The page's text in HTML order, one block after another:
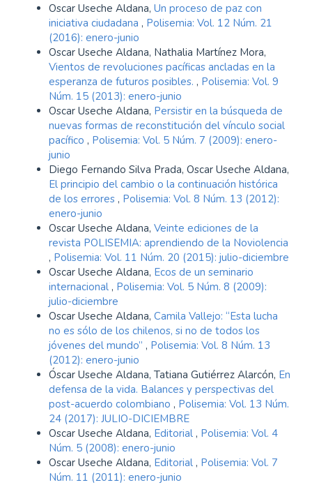
Oscar Useche Aldana, Un proceso de paz con
iniciativa ciudadana , Polisemia: Vol. 12 Núm. 21
(2016): enero-junio
Oscar Useche Aldana, Nathalia Martínez Mora,
Vientos de revoluciones pacíficas ancladas en la
esperanza de futuros posibles. , Polisemia: Vol. 9
Núm. 15 (2013): enero-junio
Oscar Useche Aldana, Persistir en la búsqueda de
nuevas formas de reconstitución del vínculo social
pacífico , Polisemia: Vol. 5 Núm. 7 (2009): enero-
junio
Diego Fernando Silva Prada, Oscar Useche Aldana,
El principio del cambio o la continuación histórica
de los errores , Polisemia: Vol. 8 Núm. 13 (2012):
enero-junio
Oscar Useche Aldana, Veinte ediciones de la
revista POLISEMIA: aprendiendo de la Noviolencia
, Polisemia: Vol. 11 Núm. 20 (2015): julio-diciembre
Oscar Useche Aldana, Ecos de un seminario
internacional , Polisemia: Vol. 5 Núm. 8 (2009):
julio-diciembre
Oscar Useche Aldana, Camila Vallejo: “Esta lucha
no es sólo de los chilenos, si no de todos los
jóvenes del mundo” , Polisemia: Vol. 8 Núm. 13
(2012): enero-junio
Óscar Useche Aldana, Tatiana Gutiérrez Alarcón, En
defensa de la vida. Balances y perspectivas del
post-acuerdo colombiano , Polisemia: Vol. 13 Núm.
24 (2017): JULIO-DICIEMBRE
Oscar Useche Aldana, Editorial , Polisemia: Vol. 4
Núm. 5 (2008): enero-junio
Oscar Useche Aldana, Editorial , Polisemia: Vol. 7
Núm. 11 (2011): enero-junio